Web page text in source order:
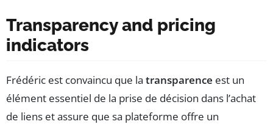
Transparency and pricing
indicators
Frédéric est convaincu que la transparence est un
élément essentiel de la prise de décision dans l’achat
de liens et assure que sa plateforme offre un